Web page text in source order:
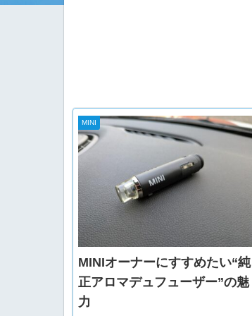
MINI
MINIオーナーにすすめたい“純
正アロマデュフューザー”の魅
力